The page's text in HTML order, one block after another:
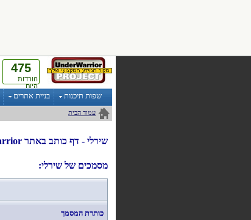
475
הורדות
היום
שפות תיכנות בניית אתרים
עמוד הבית
שירלי - דף כותב באתר UnderWarrior
מסמכים של שירלי:
כותרת המסמך